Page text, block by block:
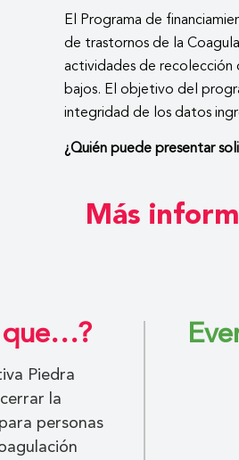
El Programa de
de trastornos de la
actividades de recolección
bajos. El objetivo del
integridad de los datos
¿Quién puede presentar
Más
que…?
Piedra
la
personas